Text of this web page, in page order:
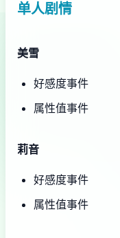
单人剧情
美雪
好感度事件
属性值事件
莉音
好感度事件
属性值事件